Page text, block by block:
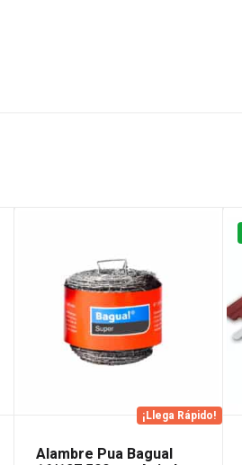
¡Llega Rápido!
Alambre Pua Bagual